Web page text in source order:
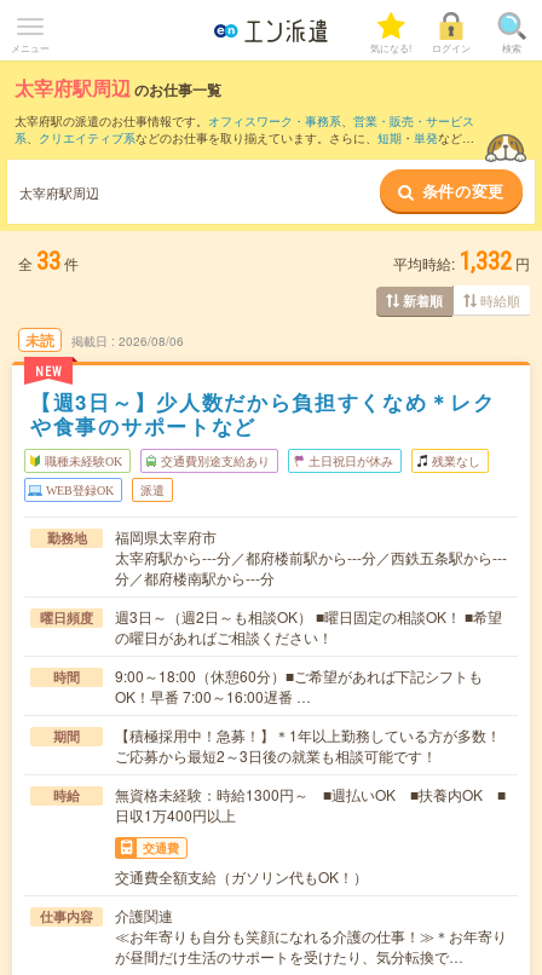
メニュー 気になる! ログイン 検索
太宰府駅周辺のお仕事一覧
太宰府駅の派遣のお仕事情報です。 オフィスワーク・事務系、 営業・販売・サービス
系、 クリエイティブ系などのお仕事を取り揃えています。さらに、 短期 ・ 単発などの
また、博多駅・
など近隣駅のお仕
事もご確認いただけます。
太宰府駅周辺 条件の変更
全 33件 平均時給: 1,332 円
新着順 時給順
未読
NEW
掲載日 2026/08/06
【週3日～】少人数だから負担すくなめ＊レク
や食事のサポートなど
職種未経験OK 交通費別途支給あり 土日祝日が休み 残業なし
WEB登録OK 派遣
勤務地
福岡県太宰府市
太宰府駅から---分／都府楼前駅から---分／西鉄五条駅から---
分／都府楼南駅から---分
曜日頻度
週3日～（週2日～も相談OK） ■曜日固定の相談OK！ ■希望
の曜日があればご相談ください！
時間
9:00～18:00（休憩60分）■ご希望があれば下記シフトも
OK！早番 7:00～16:00遅番 …
期間
【積極採用中！急募！】＊1年以上勤務している方が多数！
ご応募から最短2～3日後の就業も相談可能です！
時給
無資格未経験：時給1300円～ ■週払いOK ■扶養内OK ■
日収1万400円以上
交通費
交通費全額支給（ガソリン代もOK！）
仕事内容
介護関連
≪お年寄りも自分も笑顔になれる介護の仕事！≫＊お年寄り
が昼間だけ生活のサポートを受けたり、気分転換で…